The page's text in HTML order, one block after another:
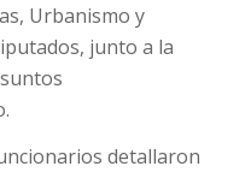
Urbanismo y
junto a la
detallaron